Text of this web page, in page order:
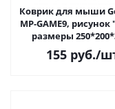
Коврик для мыши
MP-GAME9, рисунок
размеры
155 руб./